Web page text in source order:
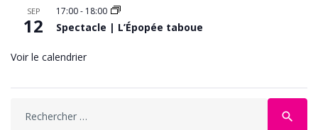
SEP
12
17:00- 18:00
Spectacle | L’Épopée taboue
Voir le calendrier
search